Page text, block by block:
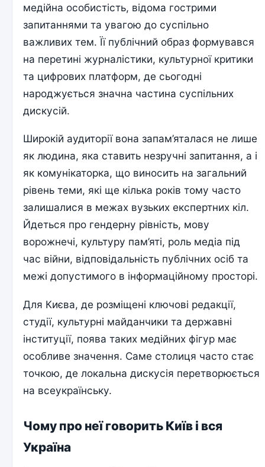
медійна особистість, відома гострими
запитаннями та увагою до суспільно
важливих тем. Її публічний образ формувався
на перетині журналістики, культурної критики
та цифрових платформ, де сьогодні
народжується значна частина суспільних
дискусій.
Широкій аудиторії вона запам’яталася не лише
як людина, яка ставить незручні запитання, а і
як комунікаторка, що виносить на загальний
рівень теми, які ще кілька років тому часто
залишалися в межах вузьких експертних кіл.
Йдеться про гендерну рівність, мову
ворожнечі, культуру пам’яті, роль медіа під
час війни, відповідальність публічних осіб та
межі допустимого в інформаційному просторі.
Для Києва, де розміщені ключові редакції,
студії, культурні майданчики та державні
інституції, поява таких медійних фігур має
особливе значення. Саме столиця часто стає
точкою, де локальна дискусія перетворюється
на всеукраїнську.
Чому про неї говорить Київ і вся
Україна